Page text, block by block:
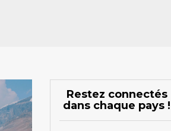
Restez connectés
dans chaque pays !